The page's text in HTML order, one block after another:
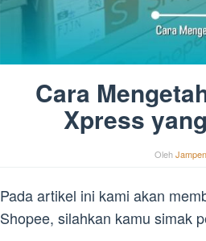
Cara
Xpress
Oleh
Pada artikel ini kami akan
Shopee, silahkan kamu simak